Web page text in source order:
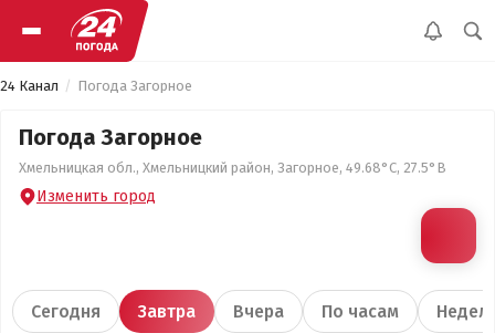
24 Канал Погода Загорное
Погода Загорное
Хмельницкая обл., Хмельницкий район, Загорное, 49.68°С, 27.5°В
Изменить город
Сегодня Завтра Вчера По часам